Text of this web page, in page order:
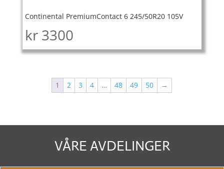
Continental PremiumContact 6 245/50R20 105V
kr 3300
1 2 3 4 … 48 49 50 →
VÅRE AVDELINGER